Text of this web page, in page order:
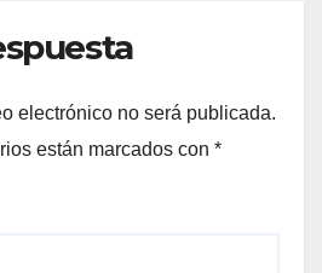
electrónico no será publicada.
están marcados con *